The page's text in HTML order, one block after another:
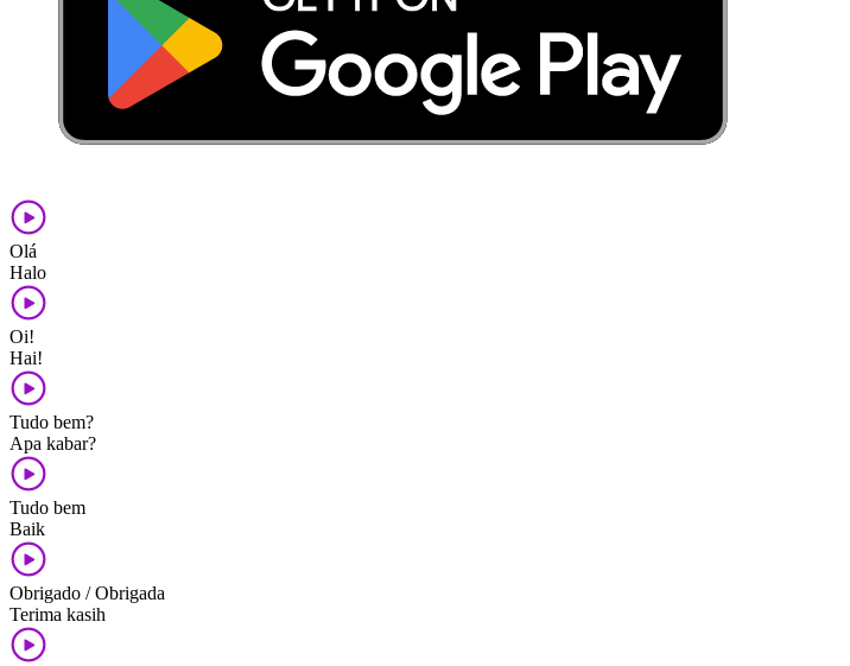
Olá
Halo
Oi!
Hai!
Tudo bem?
Apa kabar?
Tudo bem
Baik
Obrigado / Obrigada
Terima kasih